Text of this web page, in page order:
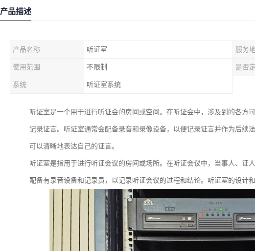
产品描述
产品名称 听证室 服务
使用范围 不限制 是否
系统 听证室系统
听证室是一个用于进行听证会的房间或空间。在听证会中，涉及到的各方
记录证言。听证室通常会配备录音和录像设备，以便记录证言并作为后续
可以清晰地表达自己的证言。
听证室是指用于进行听证会议的房间或场所。在听证会议中，当事人、证
配备有录音设备和记录员，以记录听证会议的过程和结论。听证室的设计